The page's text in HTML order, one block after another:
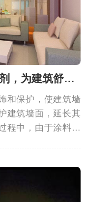
中联邦内外墙涂料专用消泡剂，为建筑舒心而致力
和保护，使建筑墙
建筑墙面，延长其
程中，由于涂料起
。